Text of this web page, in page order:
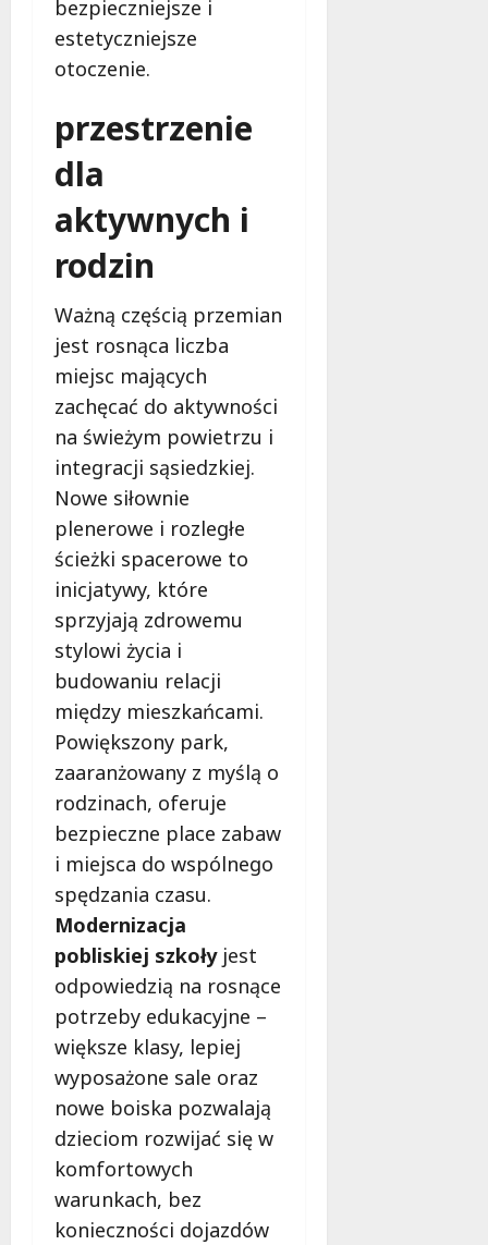
bezpieczniejsze i
estetyczniejsze
otoczenie.
przestrzenie
dla
aktywnych i
rodzin
Ważną częścią przemian
jest rosnąca liczba
miejsc mających
zachęcać do aktywności
na świeżym powietrzu i
integracji sąsiedzkiej.
Nowe siłownie
plenerowe i rozległe
ścieżki spacerowe to
inicjatywy, które
sprzyjają zdrowemu
stylowi życia i
budowaniu relacji
między mieszkańcami.
Powiększony park,
zaaranżowany z myślą o
rodzinach, oferuje
bezpieczne place zabaw
i miejsca do wspólnego
spędzania czasu.
Modernizacja
pobliskiej szkołyjest
odpowiedzią na rosnące
potrzeby edukacyjne –
większe klasy, lepiej
wyposażone sale oraz
nowe boiska pozwalają
dzieciom rozwijać się w
komfortowych
warunkach, bez
konieczności dojazdów